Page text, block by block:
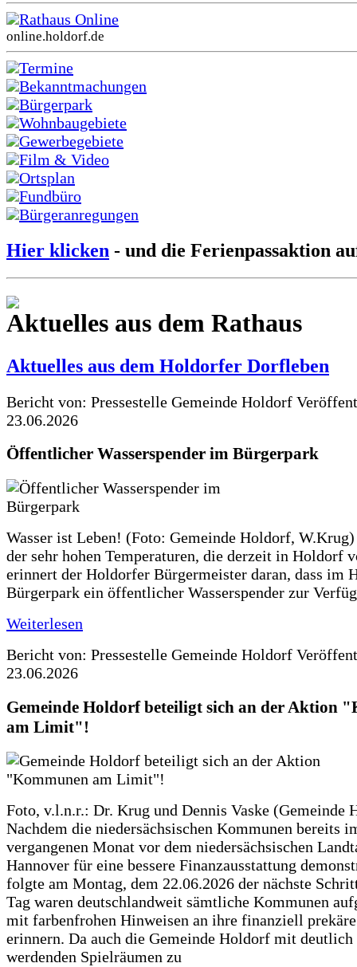
Rathaus Online
online.holdorf.de
Termine
Bekanntmachungen
Bürgerpark
Wohnbaugebiete
Gewerbegebiete
Film & Video
Ortsplan
Fundbüro
Bürgeranregungen
Hier klicken - und die Ferienpassaktion
Aktuelles aus dem Rathaus
Aktuelles aus dem Holdorfer Dorfleben
Bericht von: Pressestelle Gemeinde Holdorf
23.06.2026
Öffentlicher Wasserspender im Bürgerpark
Wasser ist Leben! (Foto: Gemeinde Holdorf,
der sehr hohen Temperaturen, die derzeit in Holdorf
erinnert der Holdorfer Bürgermeister daran, dass im
Bürgerpark ein öffentlicher Wasserspender zur
Weiterlesen
Bericht von: Pressestelle Gemeinde Holdorf
23.06.2026
Gemeinde Holdorf beteiligt sich an der Aktion
am Limit"!
Foto, v.l.n.r.: Dr. Krug und Dennis Vaske (Gemeinde
Nachdem die niedersächsischen Kommunen bereits
vergangenen Monat vor dem niedersächsischen
Hannover für eine bessere Finanzausstattung
folgte am Montag, dem 22.06.2026 der nächste
Tag waren deutschlandweit sämtliche Kommunen
mit farbenfrohen Hinweisen an ihre finanziell
erinnern. Da auch die Gemeinde Holdorf mit deutlich
werdenden Spielräumen zu